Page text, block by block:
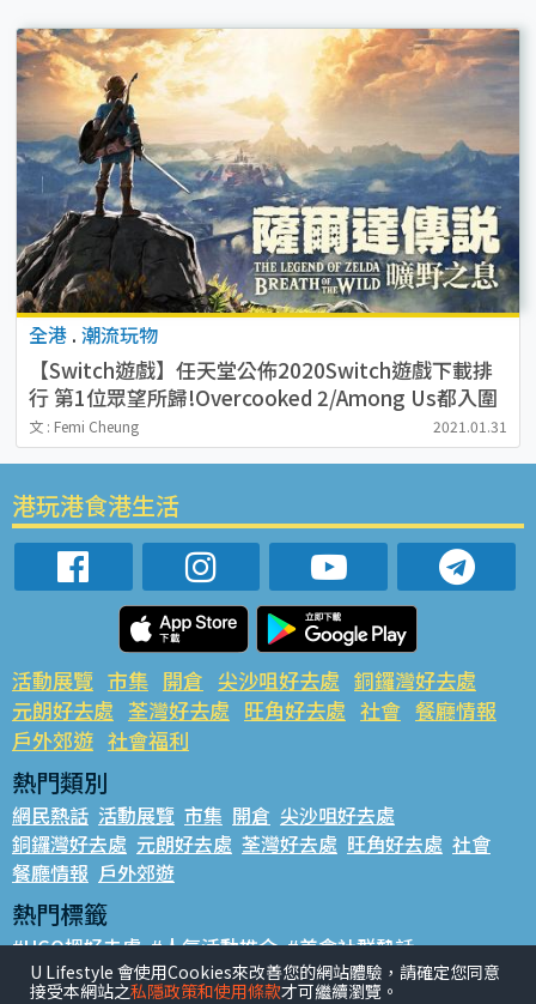
全港 . 潮流玩物
【Switch遊戲】任天堂公佈2020Switch遊戲下載排
行 第1位眾望所歸!Overcooked 2/Among Us都入圍
文 : Femi Cheung 2021.01.31
港玩港食港生活
活動展覽 市集 開倉 尖沙咀好去處 銅鑼灣好去處
元朗好去處 荃灣好去處 旺角好去處 社會 餐廳情報
戶外郊遊 社會福利
熱門類別
網民熱話 活動展覽 市集 開倉 尖沙咀好去處
銅鑼灣好去處 元朗好去處 荃灣好去處 旺角好去處 社會
餐廳情報 戶外郊遊
熱門標籤
#UGO搵好去處 #人氣活動推介 #美食社群熱話
#親子玩樂好去處 #ULifestyle應用程式 #限時搶
U Lifestyle 會使用Cookies來改善您的網站體驗，請確定您同意
接受本網站之私隱政策和使用條款才可繼續瀏覽。